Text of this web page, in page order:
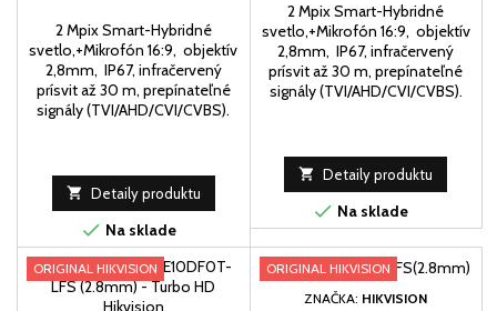
2 Mpix Smart-Hybridné
svetlo,+Mikrofón 16:9, objektív
2,8mm, IP67, infračervený
prísvit až 30 m, prepínateľné
signály (TVI/AHD/CVI/CVBS).
 Detaily produktu
 Na sklade
2 Mpix Smart-Hybridné
svetlo,+Mikrofón 16:9, objektív
2,8mm, IP67, infračervený
prísvit až 30 m, prepínateľné
signály (TVI/AHD/CVI/CVBS).
 Detaily produktu
 Na sklade
ORIGINAL HIKVISION
ORIGINAL HIKVISION
ZNAČKA: HIKVISION